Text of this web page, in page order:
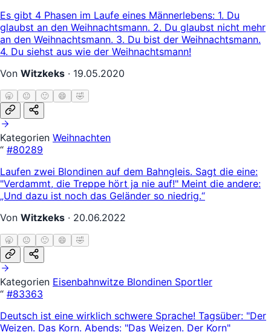
Es gibt 4 Phasen im Laufe eines Männerlebens: 1. Du
glaubst an den Weihnachtsmann. 2. Du glaubst nicht mehr
an den Weihnachtsmann. 3. Du bist der Weihnachtsmann.
4. Du siehst aus wie der Weihnachtsmann!
Von Witzkeks · 19.05.2020
🥱 😐 🙂 😄 🤣
Kategorien Weihnachten
“ #80289
Laufen zwei Blondinen auf dem Bahngleis. Sagt die eine:
"Verdammt, die Treppe hört ja nie auf!" Meint die andere:
„Und dazu ist noch das Geländer so niedrig.“
Von Witzkeks · 20.06.2022
🥱 😐 🙂 😄 🤣
Kategorien Eisenbahnwitze Blondinen Sportler
“ #83363
Deutsch ist eine wirklich schwere Sprache! Tagsüber: "Der
Weizen. Das Korn. Abends: "Das Weizen. Der Korn"